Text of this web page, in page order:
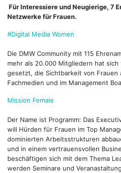
Für Interessiere und Neugierige, 7
Netzwerke für Frauen.
#Digital Media Women
Die DMW Community mit 115
mehr als 20.000 Mitgliedern hat sich
gesetzt, die Sichtbarkeit von Frauen
Fachmedien und im Management
Mission Female
Der Name ist Programm: Das
will Hürden für Frauen im Top
dominierten Arbeitsstrukturen
und in einem vertrauensvollen
beschäftigen sich mit dem Thema
werden Seminare und